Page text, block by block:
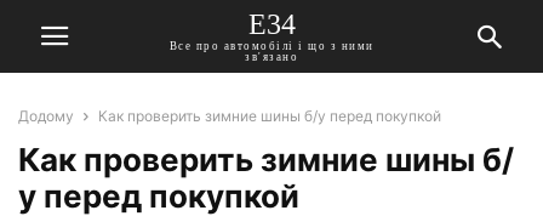
E34
Все про автомобілі і що з ними
зв'язано
Додому Как проверить зимние шины б/у перед покупкой
Как проверить зимние шины б/
у перед покупкой